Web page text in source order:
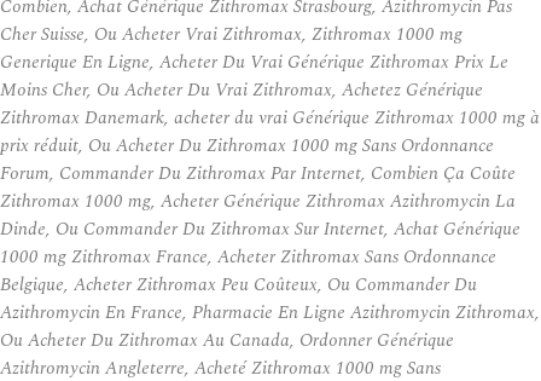
Combien, Achat Générique Zithromax Strasbourg, Azithromycin Pas
Cher Suisse, Ou Acheter Vrai Zithromax, Zithromax 1000 mg
Generique En Ligne, Acheter Du Vrai Générique Zithromax Prix Le
Moins Cher, Ou Acheter Du Vrai Zithromax, Achetez Générique
Zithromax Danemark, acheter du vrai Générique Zithromax 1000 mg à
prix réduit, Ou Acheter Du Zithromax 1000 mg Sans Ordonnance
Forum, Commander Du Zithromax Par Internet, Combien Ça Coûte
Zithromax 1000 mg, Acheter Générique Zithromax Azithromycin La
Dinde, Ou Commander Du Zithromax Sur Internet, Achat Générique
1000 mg Zithromax France, Acheter Zithromax Sans Ordonnance
Belgique, Acheter Zithromax Peu Coûteux, Ou Commander Du
Azithromycin En France, Pharmacie En Ligne Azithromycin Zithromax,
Ou Acheter Du Zithromax Au Canada, Ordonner Générique
Azithromycin Angleterre, Acheté Zithromax 1000 mg Sans